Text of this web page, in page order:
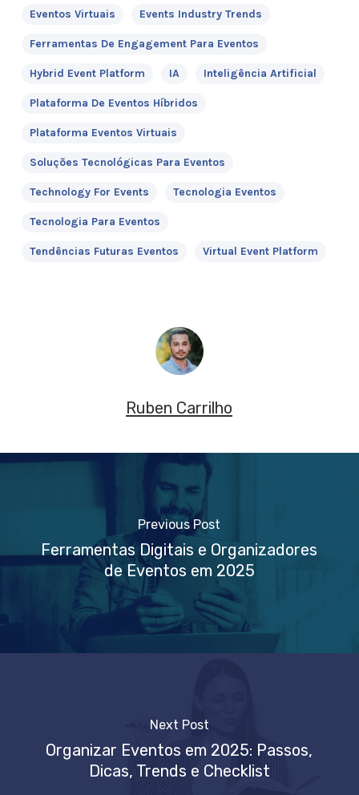
Eventos Virtuais Events Industry Trends
Ferramentas De Engagement Para Eventos
Hybrid Event Platform IA Inteligência Artificial
Plataforma De Eventos Híbridos
Plataforma Eventos Virtuais
Soluções Tecnológicas Para Eventos
Technology For Events Tecnologia Eventos
Tecnologia Para Eventos
Tendências Futuras Eventos Virtual Event Platform
Ruben Carrilho
Previous Post
Ferramentas Digitais e Organizadores
de Eventos em 2025
Next Post
Organizar Eventos em 2025: Passos,
Dicas, Trends e Checklist